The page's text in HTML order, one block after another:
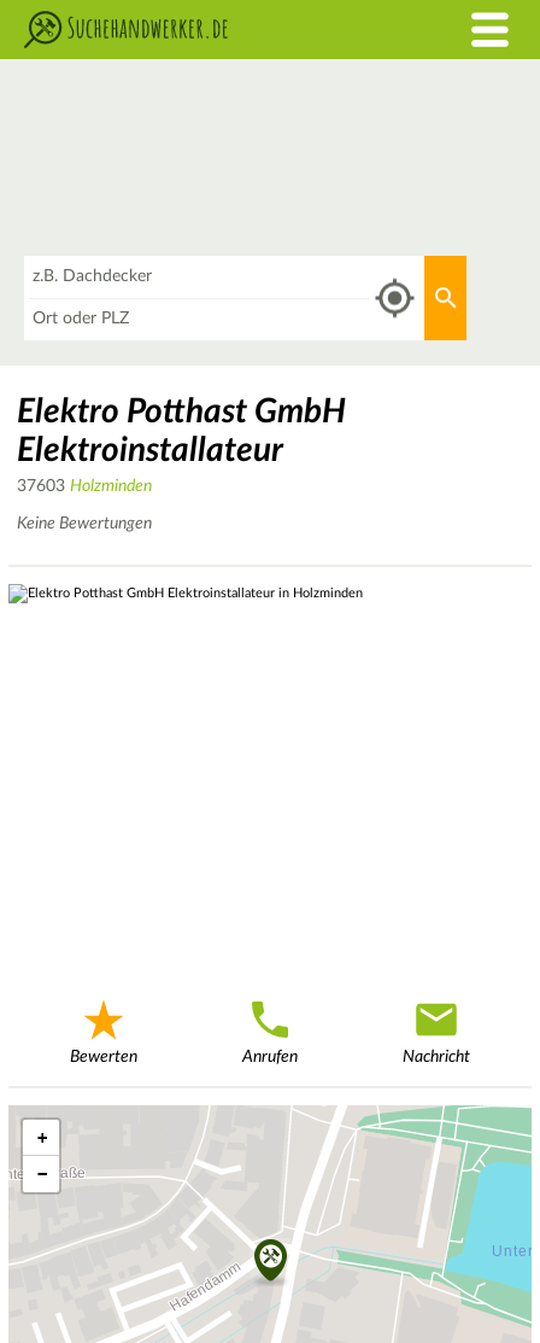
Elektro Potthast GmbH
Elektroinstallateur
37603 Holzminden
Keine Bewertungen
Bewerten Anrufen Nachricht
+
−